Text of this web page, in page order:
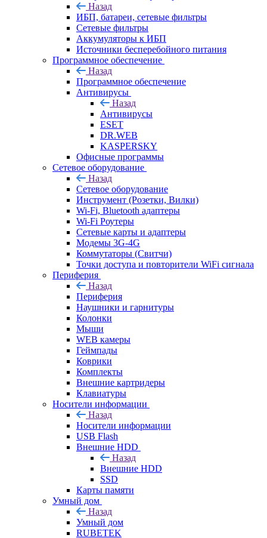
Назад
ИБП, батареи, сетевые фильтры
Сетевые фильтры
Аккумуляторы к ИБП
Источники бесперебойного питания
Программное обеспечение
Назад
Программное обеспечение
Антивирусы
Назад
Антивирусы
ESET
DR.WEB
KASPERSKY
Офисные программы
Сетевое оборудование
Назад
Сетевое оборудование
Инструмент (Розетки, Вилки)
Wi-Fi, Bluetooth адаптеры
Wi-Fi Роутеры
Сетевые карты и адаптеры
Модемы 3G-4G
Коммутаторы (Свитчи)
Точки доступа и повторители WiFi сигнала
Периферия
Назад
Периферия
Наушники и гарнитуры
Колонки
Мыши
WEB камеры
Геймпады
Коврики
Комплекты
Внешние картридеры
Клавиатуры
Носители информации
Назад
Носители информации
USB Flash
Внешние HDD
Назад
Внешние HDD
SSD
Карты памяти
Умный дом
Назад
Умный дом
RUBETEK